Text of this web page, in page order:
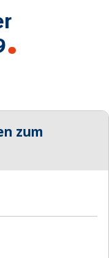
zum